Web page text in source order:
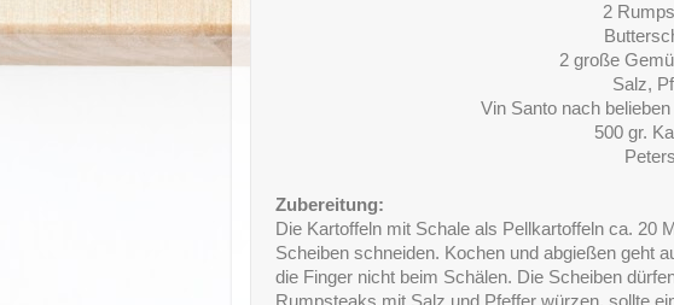
2
2 große
Salz,
Vin Santo nach
500 gr.
Zubereitung:
Die Kartoffeln mit Schale als Pellkartoffeln ca. 20
Scheiben schneiden. Kochen und abgießen geht
die Finger nicht beim Schälen. Die Scheiben